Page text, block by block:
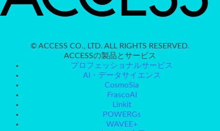
© ACCESS CO., LTD. ALL RIGHTS RESERVED.
ACCESSの製品とサービス
プロフェッショナルサービス
AI・データサイエンス
CosmoSia
FrascoAI
Linkit
POWERGs
WAVEE+